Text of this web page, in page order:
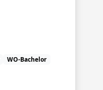
WO-Bachelor